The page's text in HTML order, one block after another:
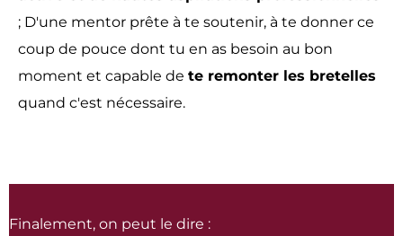
; D'une mentor prête à te soutenir, à te donner ce
coup de pouce dont tu en as besoin au bon
moment et capable de te remonter les bretelles
quand c'est nécessaire.
Finalement, on peut le dire :